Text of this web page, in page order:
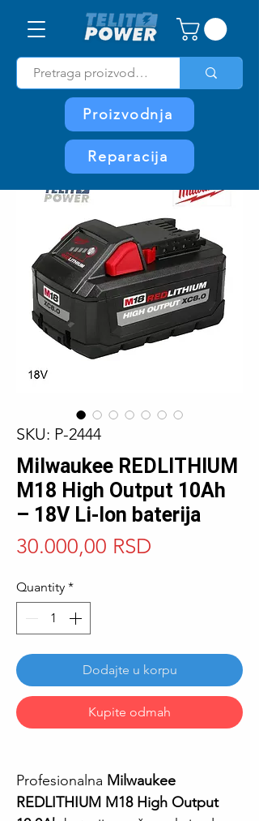
Proizvodnja
Reparacija
SKU: P-2444
Milwaukee REDLITHIUM
M18 High Output 10Ah
– 18V Li-Ion baterija
30.000,00 RSD
Quantity *
Dodajte u korpu
Kupite odmah
Profesionalna Milwaukee
REDLITHIUM M18 High Output